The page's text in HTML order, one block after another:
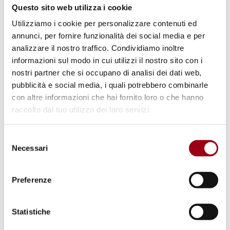
Questo sito web utilizza i cookie
Utilizziamo i cookie per personalizzare contenuti ed
annunci, per fornire funzionalità dei social media e per
analizzare il nostro traffico. Condividiamo inoltre
informazioni sul modo in cui utilizzi il nostro sito con i
nostri partner che si occupano di analisi dei dati web,
pubblicità e social media, i quali potrebbero combinarle
con altre informazioni che hai fornito loro o che hanno
raccolto dal tuo utilizzo dei loro servizi.
delNecessari
Preferenze
Statistiche
DICHIARAZIONE UNIVERSALE
Articolo 26 - L'Onda ha il suo
diritto